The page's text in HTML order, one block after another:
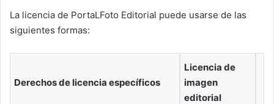
La licencia de PortaLFoto Editorial puede usarse de las
siguientes formas:
Derechos de licencia específicos
Licencia de
imagen
editorial